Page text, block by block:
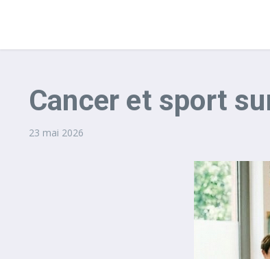
Cancer et sport
23 mai 2026